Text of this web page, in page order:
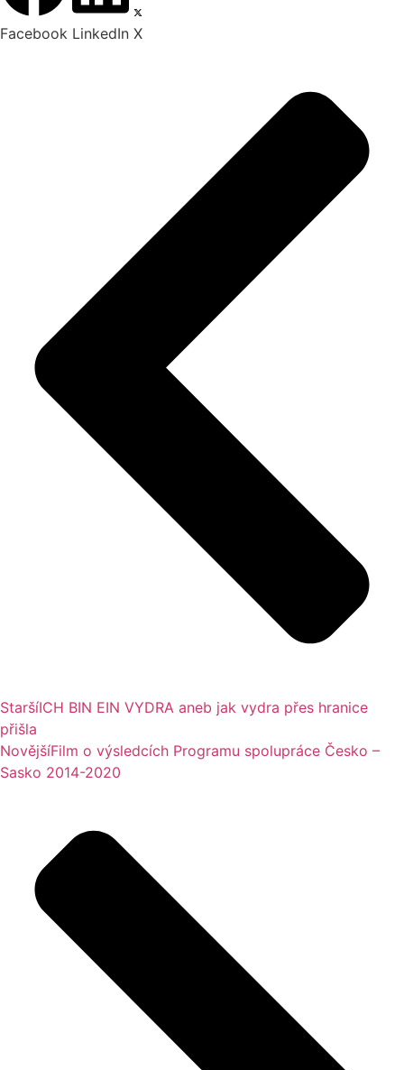
Facebook LinkedIn X
StaršíICH BIN EIN VYDRA aneb jak vydra přes hranice
přišla
NovějšíFilm o výsledcích Programu spolupráce Česko –
Sasko 2014-2020